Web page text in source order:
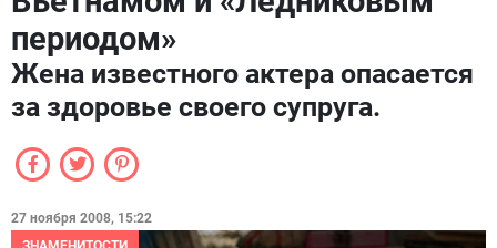
периодом»
Жена известного актера опасается
за здоровье своего супруга.
27 ноября 2008, 15:22